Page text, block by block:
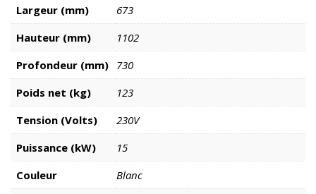
Largeur (mm)
673
Hauteur (mm)
1102
Profondeur (mm) 730
Poids net (kg)
123
Tension (Volts)
230V
Puissance (kW)
15
Couleur
Blanc